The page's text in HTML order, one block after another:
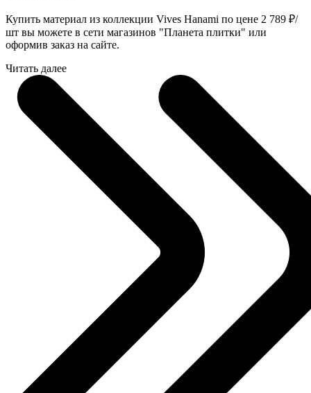
Купить материал из коллекции Vives Hanami по цене 2 789 ₽/
шт вы можете в сети магазинов "Планета плитки" или
оформив заказ на сайте.
Читать далее